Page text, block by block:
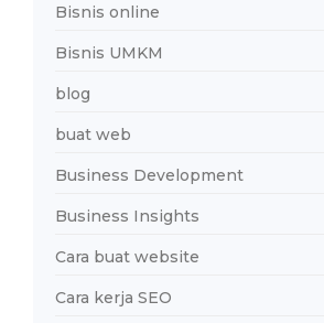
Bisnis online
Bisnis UMKM
blog
buat web
Business Development
Business Insights
Cara buat website
Cara kerja SEO